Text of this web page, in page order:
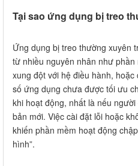
Tại sao ứng dụng bị treo
Ứng dụng bị treo thường xuyên
từ nhiều nguyên nhân như
xung đột với hệ điều hành,
số ứng dụng chưa được tối ưu
khi hoạt động, nhất là nếu
bản mới. Việc cài đặt lỗi hoặc
khiến phần mềm hoạt động
hình”.